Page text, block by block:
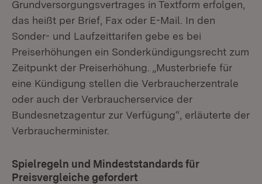
Grundversorgungsvertrages in Textform erfolgen,
das heißt per Brief, Fax oder E-Mail. In den
Sonder- und Laufzeittarifen gebe es bei
Preiserhöhungen ein Sonderkündigungsrecht zum
Zeitpunkt der Preiserhöhung. „Musterbriefe für
eine Kündigung stellen die Verbraucherzentrale
oder auch der Verbraucherservice der
Bundesnetzagentur zur Verfügung“, erläuterte der
Verbraucherminister.
Spielregeln und Mindeststandards für
Preisvergleiche gefordert